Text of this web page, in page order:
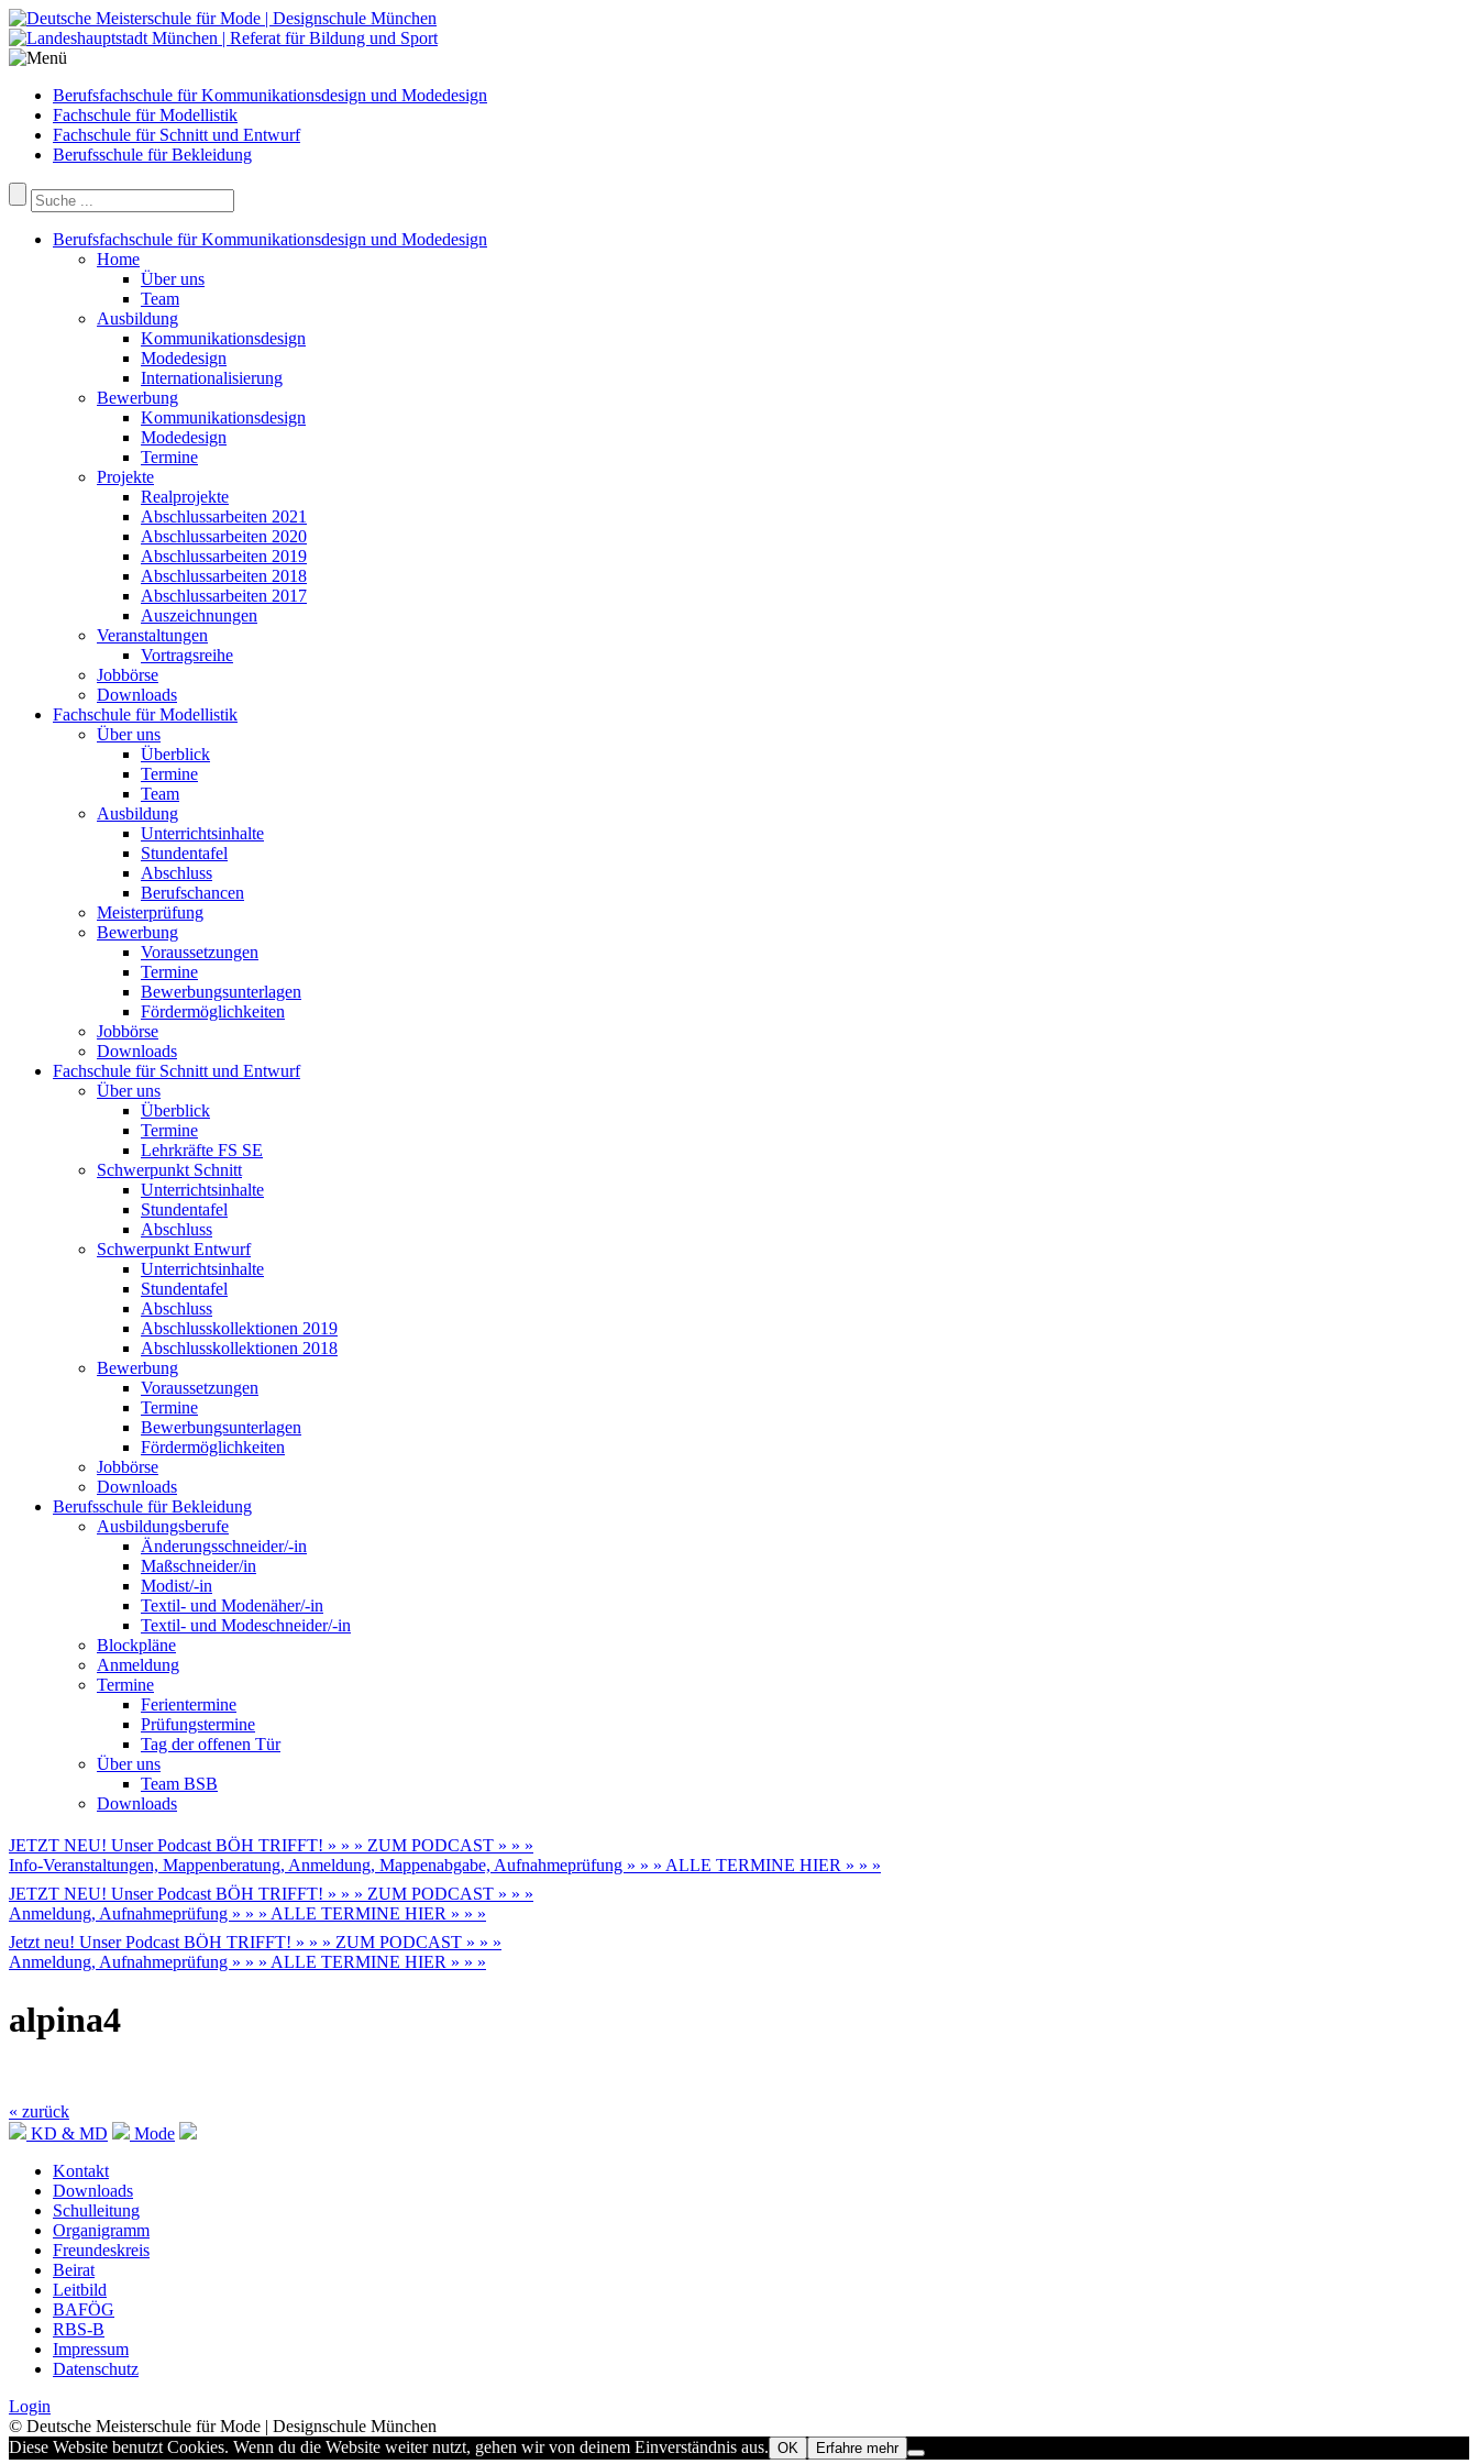
Berufsfachschule für Kommunikationsdesign und Modedesign
Fachschule für Modellistik
Fachschule für Schnitt und Entwurf
Berufsschule für Bekleidung
Berufsfachschule für Kommunikationsdesign und Modedesign
Home
Über uns
Team
Ausbildung
Kommunikationsdesign
Modedesign
Internationalisierung
Bewerbung
Kommunikationsdesign
Modedesign
Termine
Projekte
Realprojekte
Abschlussarbeiten 2021
Abschlussarbeiten 2020
Abschlussarbeiten 2019
Abschlussarbeiten 2018
Abschlussarbeiten 2017
Auszeichnungen
Veranstaltungen
Vortragsreihe
Jobbörse
Downloads
Fachschule für Modellistik
Über uns
Überblick
Termine
Team
Ausbildung
Unterrichtsinhalte
Stundentafel
Abschluss
Berufschancen
Meisterprüfung
Bewerbung
Voraussetzungen
Termine
Bewerbungsunterlagen
Fördermöglichkeiten
Jobbörse
Downloads
Fachschule für Schnitt und Entwurf
Über uns
Überblick
Termine
Lehrkräfte FS SE
Schwerpunkt Schnitt
Unterrichtsinhalte
Stundentafel
Abschluss
Schwerpunkt Entwurf
Unterrichtsinhalte
Stundentafel
Abschluss
Abschlusskollektionen 2019
Abschlusskollektionen 2018
Bewerbung
Voraussetzungen
Termine
Bewerbungsunterlagen
Fördermöglichkeiten
Jobbörse
Downloads
Berufsschule für Bekleidung
Ausbildungsberufe
Änderungsschneider/-in
Maßschneider/in
Modist/-in
Textil- und Modenäher/-in
Textil- und Modeschneider/-in
Blockpläne
Anmeldung
Termine
Ferientermine
Prüfungstermine
Tag der offenen Tür
Über uns
Team BSB
Downloads
JETZT NEU! Unser Podcast BÖH TRIFFT! » » » ZUM PODCAST » » »
Info-Veranstaltungen, Mappenberatung, Anmeldung, Mappenabgabe, Aufnahmeprüfung » » » ALLE TERMINE HIER » » »
JETZT NEU! Unser Podcast BÖH TRIFFT! » » » ZUM PODCAST » » »
Anmeldung, Aufnahmeprüfung » » » ALLE TERMINE HIER » » »
Jetzt neu! Unser Podcast BÖH TRIFFT! » » » ZUM PODCAST » » »
Anmeldung, Aufnahmeprüfung » » » ALLE TERMINE HIER » » »
alpina4
« zurück
KD & MD
Mode
Kontakt
Downloads
Schulleitung
Organigramm
Freundeskreis
Beirat
Leitbild
BAFÖG
RBS-B
Impressum
Datenschutz
Login
© Deutsche Meisterschule für Mode | Designschule München
Diese Website benutzt Cookies. Wenn du die Website weiter nutzt, gehen wir von deinem Einverständnis aus. OK Erfahre mehr